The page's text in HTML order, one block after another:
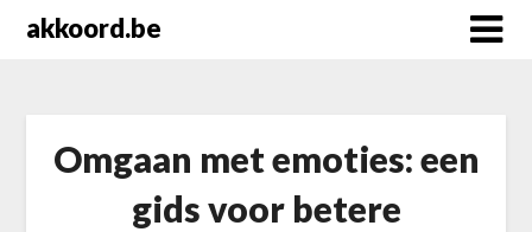
akkoord.be
Omgaan met emoties: een
gids voor betere